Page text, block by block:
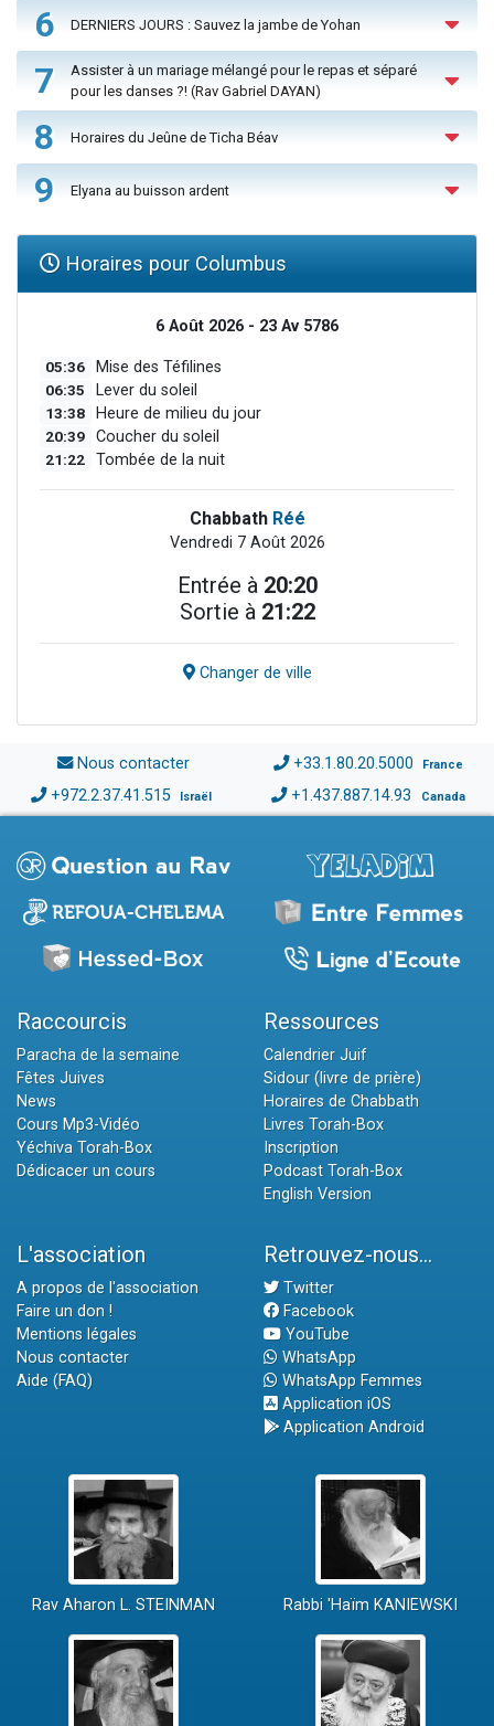
6 DERNIERS JOURS : Sauvez la jambe de Yohan
7
Assister à un mariage mélangé pour le repas et séparé
pour les danses ?! (Rav Gabriel DAYAN)
8 Horaires du Jeûne de Ticha Béav
9 Elyana au buisson ardent
Horaires pour Columbus
6 Août 2026 - 23 Av 5786
05:36 Mise des Téfilines
06:35 Lever du soleil
13:38 Heure de milieu du jour
20:39 Coucher du soleil
21:22 Tombée de la nuit
Chabbath Réé
Vendredi 7 Août 2026
Entrée à 20:20
Sortie à 21:22
Changer de ville
Nous contacter +33.1.80.20.5000 France
+972.2.37.41.515 Israël +1.437.887.14.93 Canada
Raccourcis
Paracha de la semaine
Fêtes Juives
News
Cours Mp3-Vidéo
Yéchiva Torah-Box
Dédicacer un cours
Ressources
Calendrier Juif
Sidour (livre de prière)
Horaires de Chabbath
Livres Torah-Box
Inscription
Podcast Torah-Box
English Version
L'association
A propos de l'association
Faire un don !
Mentions légales
Nous contacter
Aide (FAQ)
Retrouvez-nous...
Twitter
Facebook
YouTube
WhatsApp
WhatsApp Femmes
Application iOS
Application Android
Rav Aharon L. STEINMAN Rabbi 'Haïm KANIEWSKI